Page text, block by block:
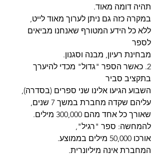
תהיה דומה מאוד.
במקרה כזה גם ניתן לערוך מאוד לייט,
ללא כל הידע המטורף שאנחנו מביאים
לספר
מבחינת רעיון, מבנה וסגנון.
2. כאשר הספר "גדול" מכדי להיערך
בתקציב סביר
השבוע הגיעו אלינו שני ספרים (בסדרה),
עליהם שקדה מחברת במשך 7 שנים,
שאורך כל אחד מהם 300,000 מילים.
להמחשה: ספר "רגיל",
אורכו 50,000 מילים בממוצע.
המחברת אינה מיליונרית.